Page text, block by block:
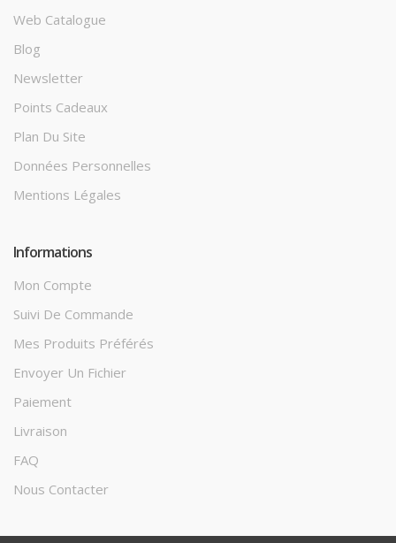
Web Catalogue
Blog
Newsletter
Points Cadeaux
Plan Du Site
Données Personnelles
Mentions Légales
Informations
Mon Compte
Suivi De Commande
Mes Produits Préférés
Envoyer Un Fichier
Paiement
Livraison
FAQ
Nous Contacter